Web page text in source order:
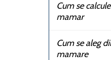
Cum se
mamar
Cum se aleg
mamare